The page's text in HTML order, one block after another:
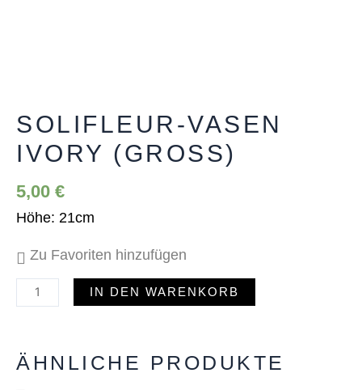
SOLIFLEUR-VASEN
IVORY (GROSS)
5,00 €
Höhe: 21cm
Zu Favoriten hinzufügen
ivory
(groß)
Menge
IN DEN WARENKORB
ÄHNLICHE PRODUKTE